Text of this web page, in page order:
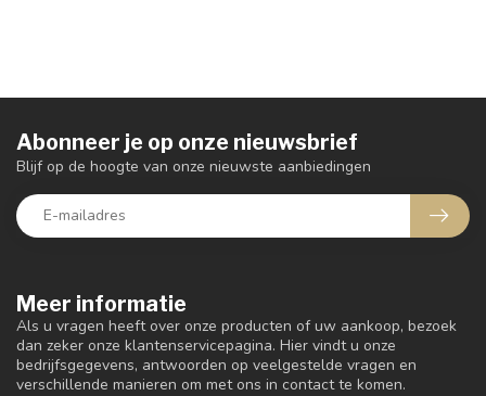
Meer informatie
Als u vragen heeft over onze producten of uw aankoop, bezoek
dan zeker onze klantenservicepagina. Hier vindt u onze
bedrijfsgegevens, antwoorden op veelgestelde vragen en
verschillende manieren om met ons in contact te komen.
Abonneer je op onze nieuwsbrief
Blijf op de hoogte van onze nieuwste aanbiedingen